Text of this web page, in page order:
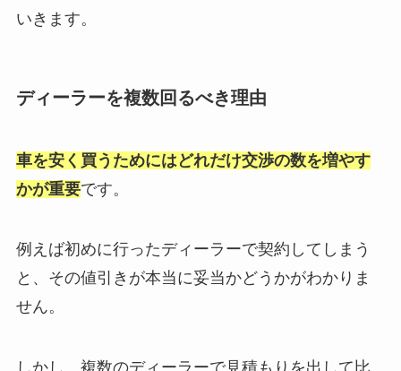
いきます。
ディーラーを複数回るべき理由
車を安く買うためにはどれだけ交渉の数を増やす
かが重要です。
例えば初めに行ったディーラーで契約してしまう
と、その値引きが本当に妥当かどうかがわかりま
せん。